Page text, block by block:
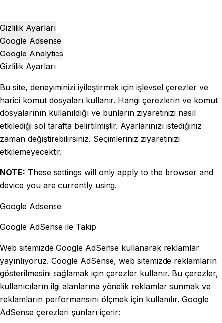
Gizlilik Ayarları
Google Adsense
Google Analytics
Gizlilik Ayarları
Bu site, deneyiminizi iyileştirmek için işlevsel çerezler ve
harici komut dosyaları kullanır. Hangi çerezlerin ve komut
dosyalarının kullanıldığı ve bunların ziyaretinizi nasıl
etkilediği sol tarafta belirtilmiştir. Ayarlarınızı istediğiniz
zaman değiştirebilirsiniz. Seçimleriniz ziyaretinizi
etkilemeyecektir.
NOTE: These settings will only apply to the browser and
device you are currently using.
Google Adsense
Google AdSense ile Takip
Web sitemizde Google AdSense kullanarak reklamlar
yayınlıyoruz. Google AdSense, web sitemizde reklamların
gösterilmesini sağlamak için çerezler kullanır. Bu çerezler,
kullanıcıların ilgi alanlarına yönelik reklamlar sunmak ve
reklamların performansını ölçmek için kullanılır. Google
AdSense çerezleri şunları içerir: